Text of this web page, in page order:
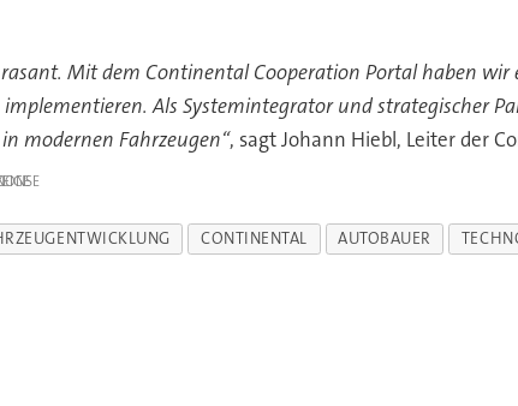
Mit dem Continental Cooperation Portal haben
Als Systemintegrator und strategischer
modernen Fahrzeugen“, sagt Johann Hiebl, Leiter der
CONTINENTAL AUTOBAUER